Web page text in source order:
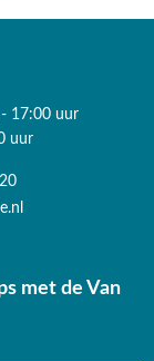
17:00 uur
uur
met de Van